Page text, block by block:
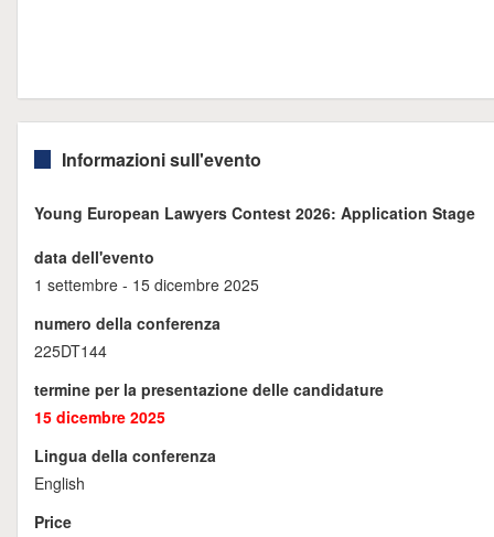
Informazioni sull'evento
Young European Lawyers Contest 2026: Application Stage
data dell'evento
1 settembre - 15 dicembre 2025
numero della conferenza
225DT144
termine per la presentazione delle candidature
15 dicembre 2025
Lingua della conferenza
English
Price